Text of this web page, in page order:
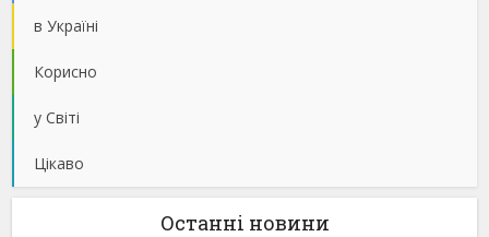
в Україні
Корисно
у Світі
Цікаво
Останнi новини